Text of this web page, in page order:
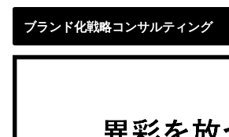
ブランド化戦略コンサルティング